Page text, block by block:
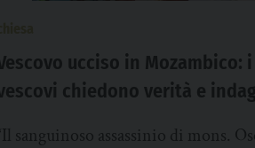
ucciso in Mozambico: i
chiedono verità e
sanguinoso assassinio di mons.